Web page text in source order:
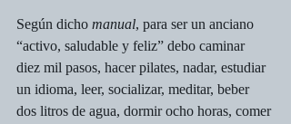
Según dicho manual, para ser un anciano
“activo, saludable y feliz” debo caminar
diez mil pasos, hacer pilates, nadar, estudiar
un idioma, leer, socializar, meditar, beber
dos litros de agua, dormir ocho horas, comer